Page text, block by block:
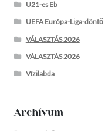
U21-es Eb
UEFA Európa-Liga-döntő
VÁLASZTÁS 2026
VÁLASZTÁS 2026
Vízilabda
Archívum